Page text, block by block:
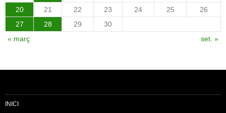
20
21 22 23 24 25
26
27
28 29
30
« març
set. »
INICI